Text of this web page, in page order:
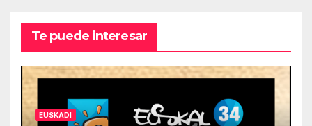
Te puede interesar
EUSKADI